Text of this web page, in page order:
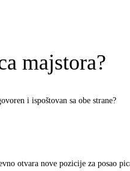
majstora?
i ispoštovan sa obe strane?
otvara nove pozicije za posao